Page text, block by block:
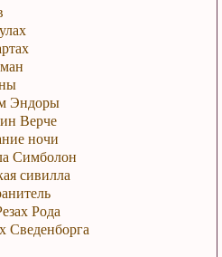
Эндоры
Верче
ночи
Симболон
сивилла
Рода
Сведенборга